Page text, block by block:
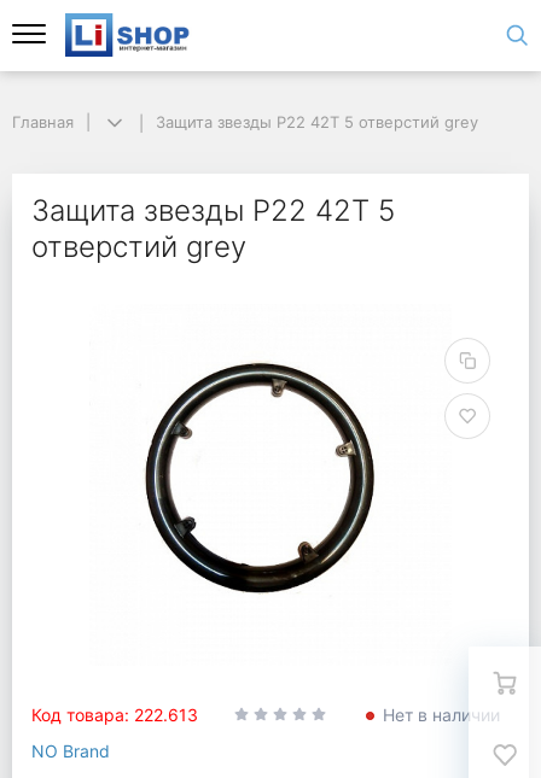
Главная Защита звезды P22 42T 5 отверстий grey
Защита звезды P22 42T 5
отверстий grey
Код товара: 222.613
Нет в наличии
NO Brand